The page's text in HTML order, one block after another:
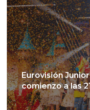
Eurovisión
comienzo a las